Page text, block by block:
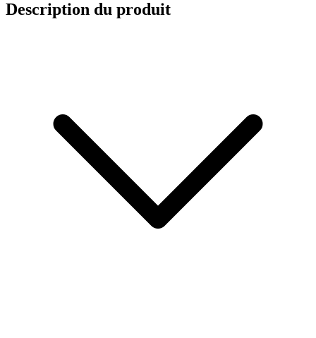
Description du produit